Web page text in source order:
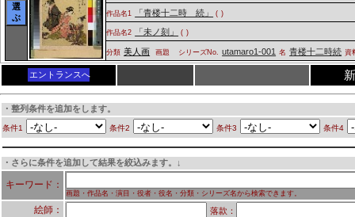
選
ぶ
作品名1 「青楼十二時 続」 ( )
作品名2 「未ノ刻」 ( )
分類 美人画 画題 シリーズNo. utamaro1-001 名 青楼十二時続 資
エントランスへ
・整列条件を追加をします。
条件1 条件2 条件3 条件4
・さらに条件を追加して結果を絞込みます。↓
キーワード：
画題・作品名・演目・役者・役名・分類・シリーズ名から検索できます。
絵師： 落款：